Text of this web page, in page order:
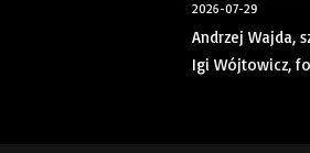
2026-07-29
Andrzej Wajda,
Igi Wójtowicz,